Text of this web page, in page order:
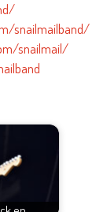
snailmailband/
snailmail/